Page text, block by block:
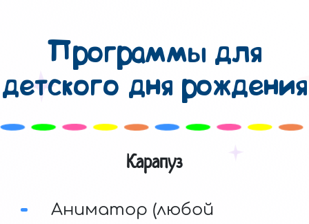
Программы для
детского дня рождения
Карапуз
Аниматор (любой